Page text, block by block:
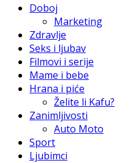
Doboj
Marketing
Zdravlje
Seks i ljubav
Filmovi i serije
Mame i bebe
Hrana i piće
Želite li Kafu?
Zanimljivosti
Auto Moto
Sport
Ljubimci